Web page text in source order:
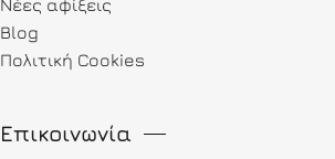
Νέες αφίξεις
Blog
Πολιτική Cookies
Επικοινωνία